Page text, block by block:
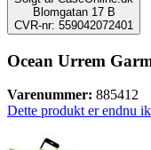
Blomgatan 17 B
CVR-nr: 559042072401
Ocean Urrem
Varenummer: 885412
Dette produkt er endnu